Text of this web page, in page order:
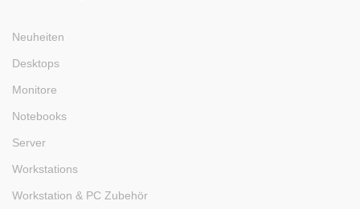
Neuheiten
Desktops
Monitore
Notebooks
Server
Workstations
Workstation & PC Zubehör